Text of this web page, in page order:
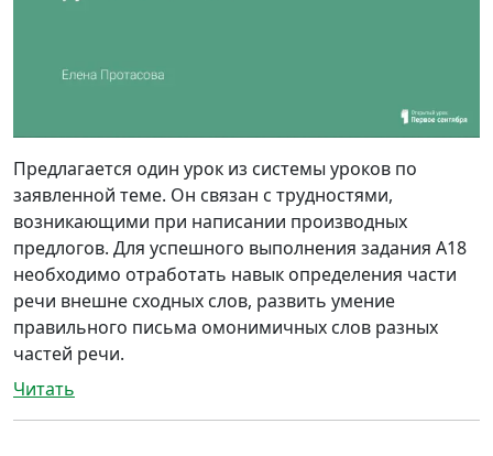
Предлагается один урок из системы уроков по
заявленной теме. Он связан с трудностями,
возникающими при написании производных
предлогов. Для успешного выполнения задания А18
необходимо отработать навык определения части
речи внешне сходных слов, развить умение
правильного письма омонимичных слов разных
частей речи.
Читать